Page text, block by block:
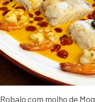
Robalo com molho de